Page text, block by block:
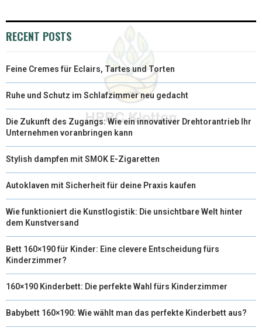
RECENT POSTS
Feine Cremes für Eclairs, Tartes und Torten
Ruhe und Schutz im Schlafzimmer neu gedacht
Die Zukunft des Zugangs: Wie ein innovativer Drehtorantrieb Ihr
Unternehmen voranbringen kann
Stylish dampfen mit SMOK E-Zigaretten
Autoklaven mit Sicherheit für deine Praxis kaufen
Wie funktioniert die Kunstlogistik: Die unsichtbare Welt hinter
dem Kunstversand
Bett 160×190 für Kinder: Eine clevere Entscheidung fürs
Kinderzimmer?
160×190 Kinderbett: Die perfekte Wahl fürs Kinderzimmer
Babybett 160×190: Wie wählt man das perfekte Kinderbett aus?